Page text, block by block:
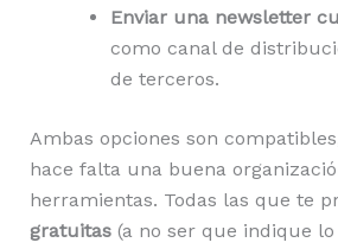
Enviar una newsletter
como canal de
de terceros.
Ambas opciones son
hace falta una buena
herramientas. Todas las que te
gratuitas(a no ser que indique lo